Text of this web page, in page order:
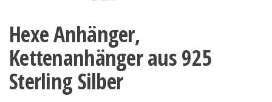
Hexe Anhänger,
Kettenanhänger aus 925
Sterling Silber